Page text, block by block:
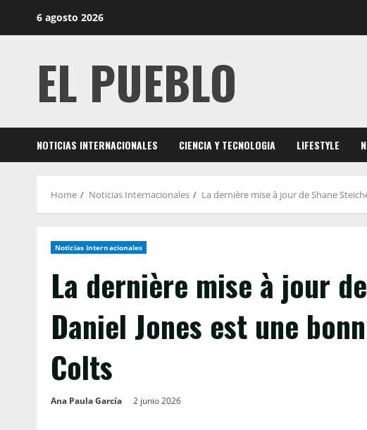
6 agosto 2026
EL PUEBLO
NOTICIAS INTERNACIONALES CIENCIA Y TECNOLOGIA LIFESTYLE
Home Noticias Internacionales La dernière mise à jour de Shane
Noticias Internacionales
La dernière mise à jour
Daniel Jones est une
Colts
Ana Paula García 2 junio 2026